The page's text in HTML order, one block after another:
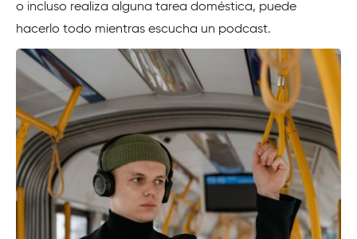
o incluso realiza alguna tarea doméstica, puede
hacerlo todo mientras escucha un podcast.